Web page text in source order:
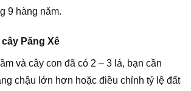
9 hàng năm.
Păng Xê
và cây con đã có 2 – 3 lá, bạn cần
chậu lớn hơn hoặc điều chỉnh tỷ lệ đất